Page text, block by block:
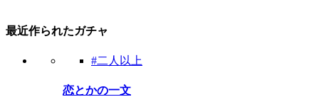
最近作られたガチャ
#二人以上
恋とかの一文